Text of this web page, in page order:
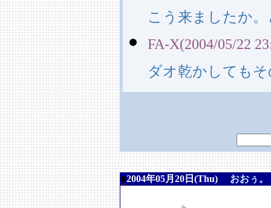
こう来ましたか
FA-X(2004/05/22
ダオ乾かしても
■2004年05月20日(Thu) おおぅ。